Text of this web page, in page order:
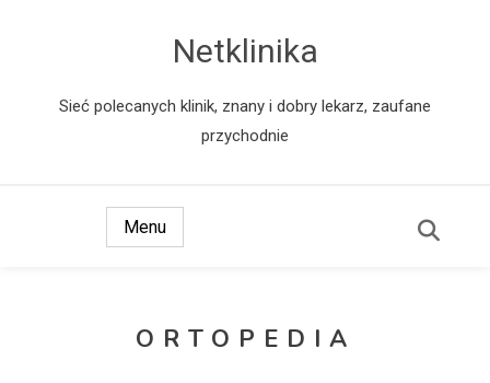
Netklinika
Sieć polecanych klinik, znany i dobry lekarz, zaufane
przychodnie
Menu
ORTOPEDIA